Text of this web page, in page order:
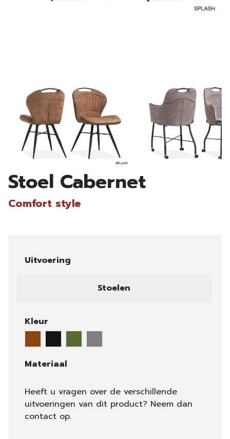
Stoel Cabernet
Comfort style
Uitvoering
Stoelen
Kleur
Materiaal
Heeft u vragen over de verschillende
uitvoeringen van dit product? Neem dan
contact op.